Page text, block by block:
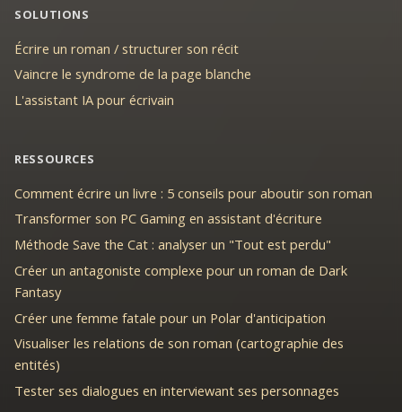
SOLUTIONS
Écrire un roman / structurer son récit
Vaincre le syndrome de la page blanche
L'assistant IA pour écrivain
RESSOURCES
Comment écrire un livre : 5 conseils pour aboutir son roman
Transformer son PC Gaming en assistant d'écriture
Méthode Save the Cat : analyser un "Tout est perdu"
Créer un antagoniste complexe pour un roman de Dark
Fantasy
Créer une femme fatale pour un Polar d'anticipation
Visualiser les relations de son roman (cartographie des
entités)
Tester ses dialogues en interviewant ses personnages